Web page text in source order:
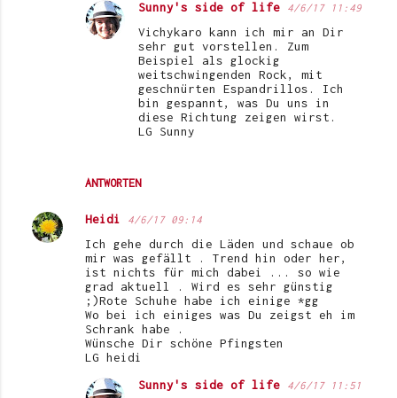
ANTWORTEN
Sunny's side of life 4/6/17 11:49
Vichykaro kann ich mir an Dir
sehr gut vorstellen. Zum
Beispiel als glockig
weitschwingenden Rock, mit
geschnürten Espandrillos. Ich
bin gespannt, was Du uns in
diese Richtung zeigen wirst.
LG Sunny
Heidi 4/6/17 09:14
Ich gehe durch die Läden und schaue ob
mir was gefällt . Trend hin oder her,
ist nichts für mich dabei ... so wie
grad aktuell . Wird es sehr günstig
;)Rote Schuhe habe ich einige *gg
Wo bei ich einiges was Du zeigst eh im
Schrank habe .
Wünsche Dir schöne Pfingsten
LG heidi
Sunny's side of life 4/6/17 11:51